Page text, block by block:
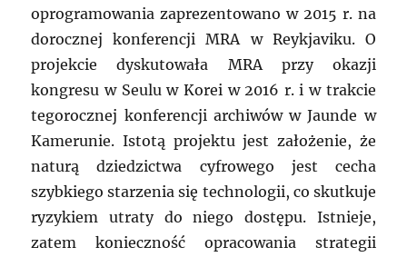
oprogramowania zaprezentowano w 2015 r. na
dorocznej konferencji MRA w Reykjaviku. O
projekcie dyskutowała MRA przy okazji
kongresu w Seulu w Korei w 2016 r. i w trakcie
tegorocznej konferencji archiwów w Jaunde w
Kamerunie. Istotą projektu jest założenie, że
naturą dziedzictwa cyfrowego jest cecha
szybkiego starzenia się technologii, co skutkuje
ryzykiem utraty do niego dostępu. Istnieje,
zatem konieczność opracowania strategii